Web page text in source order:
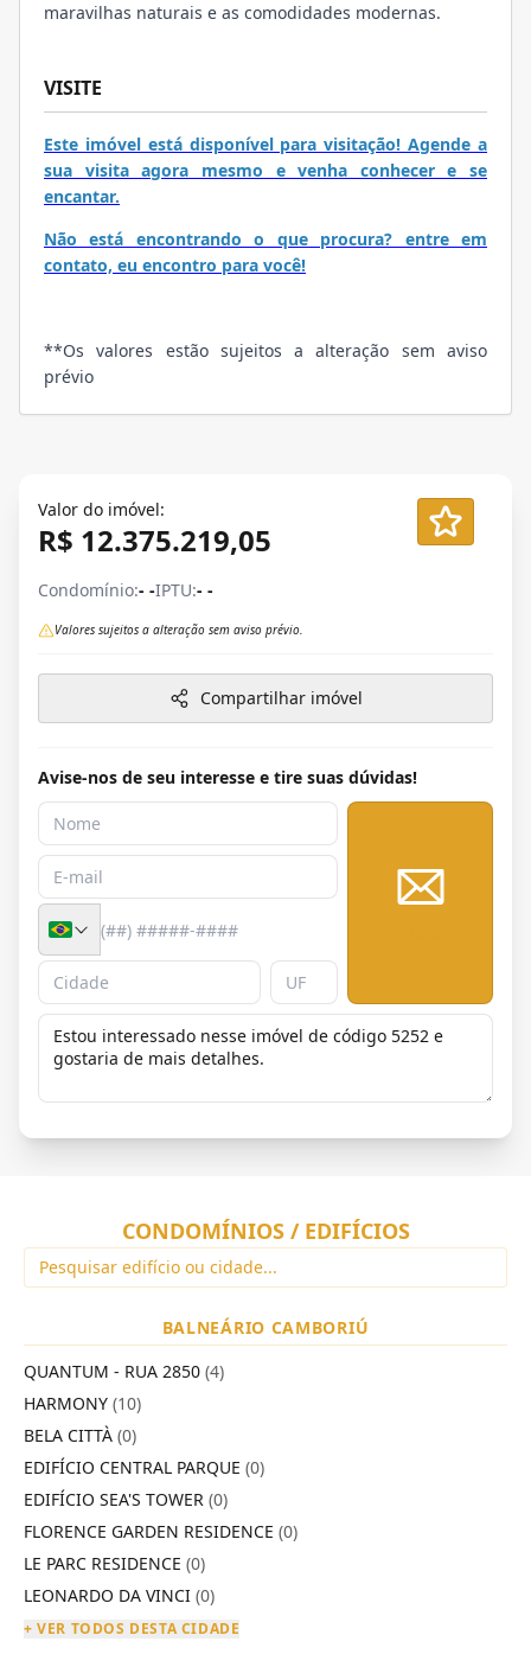
maravilhas naturais e as comodidades modernas.
VISITE
Este imóvel está disponível para visitação! Agende a
sua visita agora mesmo e venha conhecer e se
encantar.
Não está encontrando o que procura? entre em
contato, eu encontro para você!
**Os valores estão sujeitos a alteração sem aviso
prévio
Valor do imóvel:
R$ 12.375.219,05
Condomínio:- -IPTU:- -
Valores sujeitos a alteração sem aviso prévio.
Compartilhar imóvel
Avise-nos de seu interesse e tire suas dúvidas!
CONDOMÍNIOS / EDIFÍCIOS
BALNEÁRIO CAMBORIÚ
QUANTUM - RUA 2850 (4)
HARMONY (10)
BELA CITTÀ (0)
EDIFÍCIO CENTRAL PARQUE (0)
EDIFÍCIO SEA'S TOWER (0)
FLORENCE GARDEN RESIDENCE (0)
LE PARC RESIDENCE (0)
LEONARDO DA VINCI (0)
+ VER TODOS DESTA CIDADE